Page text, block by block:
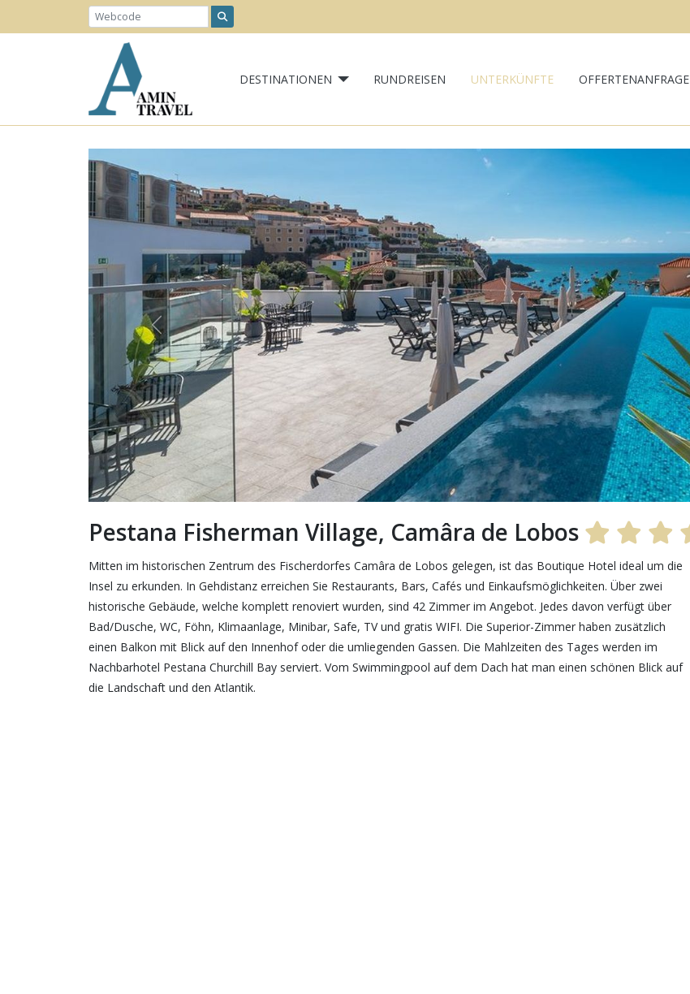
DESTINATIONEN RUNDREISEN UNTERKÜNFTE OFFERTENANFRAGE
Previous
Pestana Fisherman Village, Camâra de Lobos
Mitten im historischen Zentrum des Fischerdorfes Camâra de Lobos gelegen, ist das Boutique Hotel ideal um die
Insel zu erkunden. In Gehdistanz erreichen Sie Restaurants, Bars, Cafés und Einkaufsmöglichkeiten. Über zwei
historische Gebäude, welche komplett renoviert wurden, sind 42 Zimmer im Angebot. Jedes davon verfügt über
Bad/Dusche, WC, Föhn, Klimaanlage, Minibar, Safe, TV und gratis WIFI. Die Superior-Zimmer haben zusätzlich
einen Balkon mit Blick auf den Innenhof oder die umliegenden Gassen. Die Mahlzeiten des Tages werden im
Nachbarhotel Pestana Churchill Bay serviert. Vom Swimmingpool auf dem Dach hat man einen schönen Blick auf
die Landschaft und den Atlantik.